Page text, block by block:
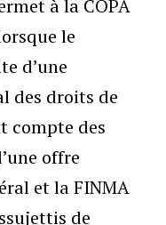
à la COPA
le
d’une
des droits de
compte des
offre
et la FINMA
de